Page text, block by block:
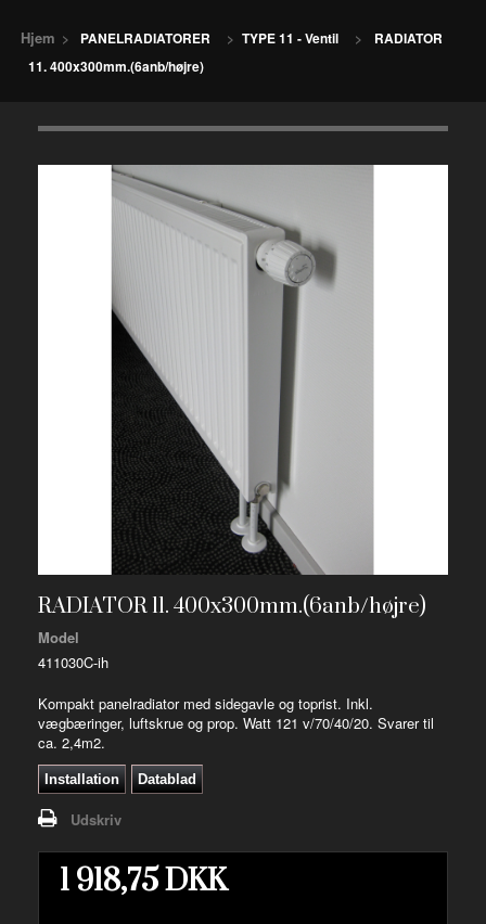
Hjem > PANELRADIATORER > TYPE 11 - Ventil >
RADIATOR
11. 400x300mm.(6anb/højre)
RADIATOR 11. 400x300mm.(6anb/højre)
Model
411030C-ih
Kompakt panelradiator med sidegavle og toprist. Inkl.
vægbæringer, luftskrue og prop. Watt 121 v/70/40/20. Svarer til
ca. 2,4m2.
Installation Datablad
Udskriv
1 918,75 DKK